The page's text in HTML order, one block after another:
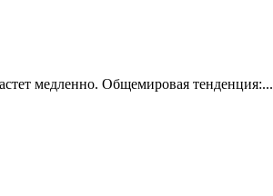
медленно. Общемировая тенденция:...